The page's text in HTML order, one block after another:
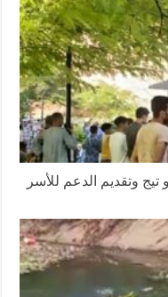
وتقديم الدعم للأسر